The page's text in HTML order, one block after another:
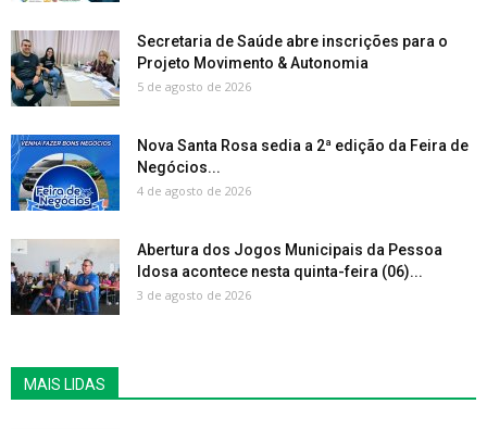
Secretaria de Saúde abre inscrições para o
Projeto Movimento & Autonomia
5 de agosto de 2026
Nova Santa Rosa sedia a 2ª edição da Feira de
Negócios...
4 de agosto de 2026
Abertura dos Jogos Municipais da Pessoa
Idosa acontece nesta quinta-feira (06)...
3 de agosto de 2026
MAIS LIDAS